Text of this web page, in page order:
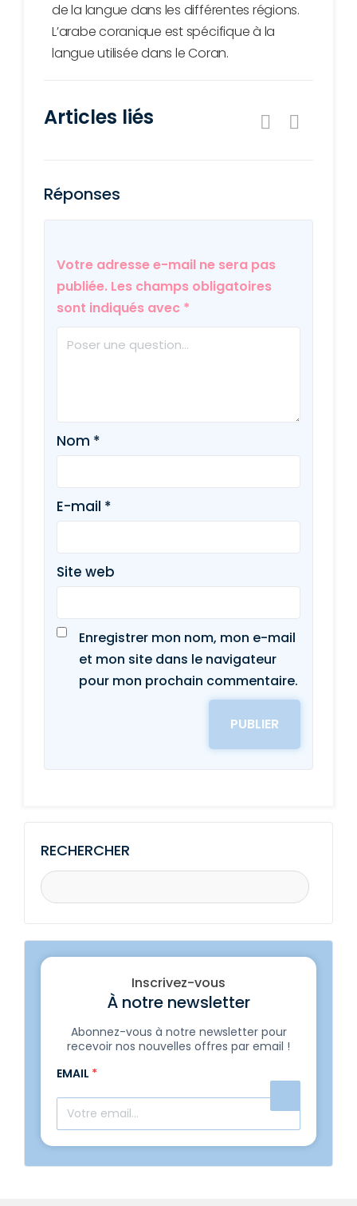
de la langue dans les différentes régions.
L’arabe coranique est spécifique à la
langue utilisée dans le Coran.
Articles liés
Réponses
Votre adresse e-mail ne sera pas
publiée. Les champs obligatoires
sont indiqués avec *
Nom *
E-mail *
Site web
Enregistrer mon nom, mon e-mail
et mon site dans le navigateur
pour mon prochain commentaire.
RECHERCHER
Inscrivez-vous
À notre newsletter
Abonnez-vous à notre newsletter pour
recevoir nos nouvelles offres par email !
EMAIL *